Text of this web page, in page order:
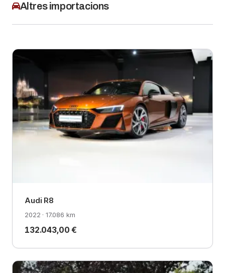
Altres importacions
Audi R8
2022 · 17.086 km
132.043,00 €